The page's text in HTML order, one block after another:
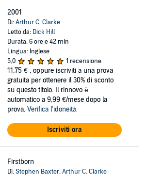
2001
Di:Arthur C. Clarke
Letto da: Dick Hill
Durata: 6 ore e 42 min
Lingua: Inglese
5,0
1 recensione
11,75 € , oppure iscriviti a una prova
gratuita per ottenere il 30% di sconto
su questo titolo. Il rinnovo è
automatico a 9,99 €/mese dopo la
prova. Verifica l'idoneità
Iscriviti ora
Firstborn
Di:Stephen Baxter,Arthur C. Clarke